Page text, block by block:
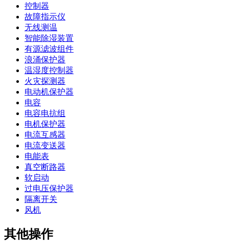
控制器
故障指示仪
无线测温
智能除湿装置
有源滤波组件
浪涌保护器
温湿度控制器
火灾探测器
电动机保护器
电容
电容电抗组
电机保护器
电流互感器
电流变送器
电能表
真空断路器
软启动
过电压保护器
隔离开关
风机
其他操作